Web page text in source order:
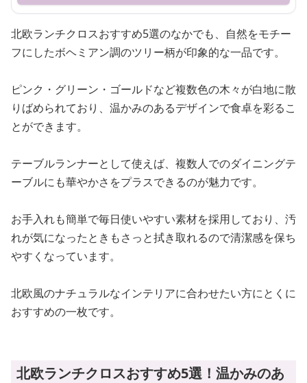
北欧ランチクロスおすすめ5選のなかでも、自然をモチー
フにしたボヘミアン調のツリー柄が印象的な一品です。
ピンク・グリーン・ゴールドなど複数色の木々が白地に散
りばめられており、温かみのあるデザインで食卓を彩るこ
とができます。
テーブルランナーとして使えば、複数人でのダイニングテ
ーブルにも華やかさをプラスできるのが魅力です。
お手入れも簡単で毎日使いやすい素材を採用しており、汚
れが気になったときもさっと拭き取れるので清潔感を保ち
やすくなっています。
北欧風のナチュラルなインテリアに合わせたい方にとくに
おすすめの一枚です。
北欧ランチクロスおすすめ5選！温かみのあ